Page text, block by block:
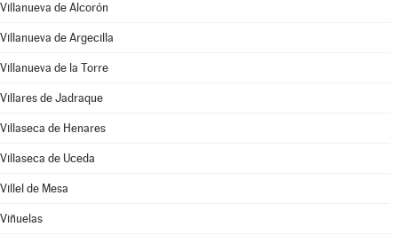
Villanueva de Alcorón
Villanueva de Argecilla
Villanueva de la Torre
Villares de Jadraque
Villaseca de Henares
Villaseca de Uceda
Villel de Mesa
Viñuelas